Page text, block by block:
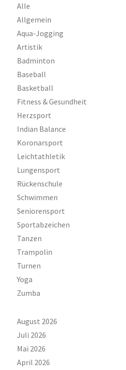
Alle
Allgemein
Aqua-Jogging
Artistik
Badminton
Baseball
Basketball
Fitness & Gesundheit
Herzsport
Indian Balance
Koronarsport
Leichtathletik
Lungensport
Rückenschule
Schwimmen
Seniorensport
Sportabzeichen
Tanzen
Trampolin
Turnen
Yoga
Zumba
August 2026
Juli 2026
Mai 2026
April 2026